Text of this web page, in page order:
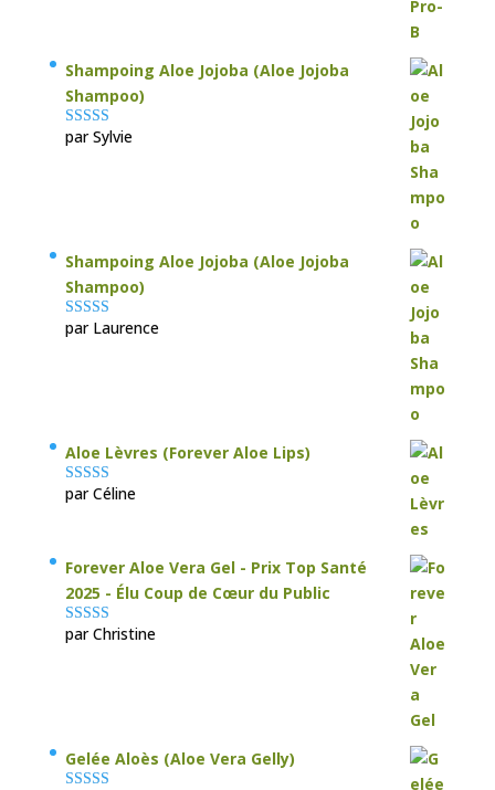
Shampoing Aloe Jojoba (Aloe Jojoba
Shampoo)
Note5sur 5
par Sylvie
Shampoing Aloe Jojoba (Aloe Jojoba
Shampoo)
Note5sur 5
par Laurence
Aloe Lèvres (Forever Aloe Lips)
Note5sur 5
par Céline
Forever Aloe Vera Gel - Prix Top Santé
2025 - Élu Coup de Cœur du Public
Note5sur 5
par Christine
Gelée Aloès (Aloe Vera Gelly)